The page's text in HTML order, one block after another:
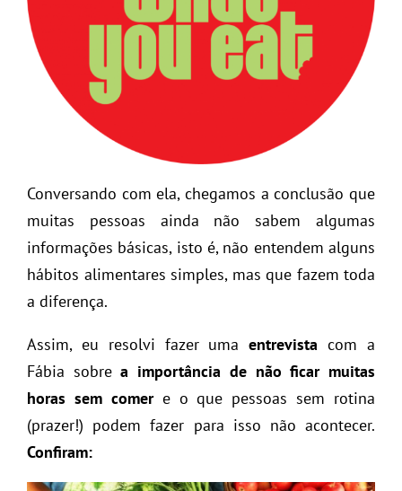
Conversando com ela, chegamos a conclusão que
muitas pessoas ainda não sabem algumas
informações básicas, isto é, não entendem alguns
hábitos alimentares simples, mas que fazem toda
a diferença.
Assim, eu resolvi fazer umaentrevista com a
Fábia sobrea importância de não ficar muitas
horas sem comere o que pessoas sem rotina
(prazer!) podem fazer para isso não acontecer.
Confiram: